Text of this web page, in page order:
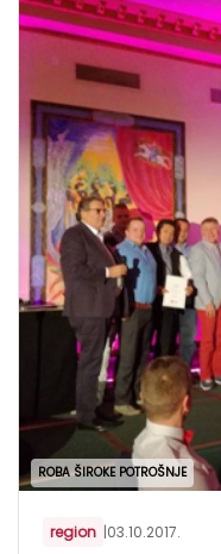
ROBA ŠIROKE POTROŠNJE
region |03.10.2017.